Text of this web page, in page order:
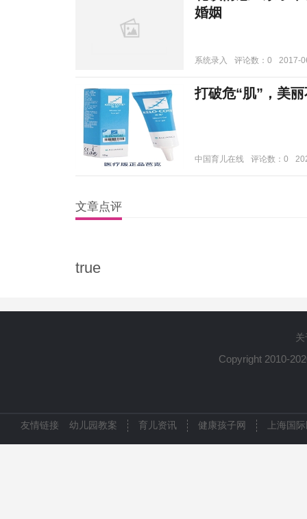
婚姻
系统录入 评论数：0 2017-
打破危“肌”，美
中国育儿在线 评论数：0
文章点评
true
Copyright 2010-
友情链接 幼儿园教案 育儿资讯 健康孩子网 上海国